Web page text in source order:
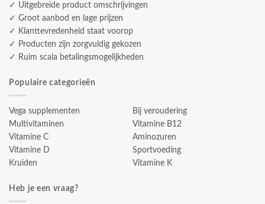
✓ Uitgebreide product omschrijvingen
✓ Groot aanbod en lage prijzen
✓ Klanttevredenheid staat voorop
✓ Producten zijn zorgvuldig gekozen
✓ Ruim scala betalingsmogelijkheden
Populaire categorieën
Vega supplementen
Multivitaminen
Vitamine C
Vitamine D
Kruiden
Bij veroudering
Vitamine B12
Aminozuren
Sportvoeding
Vitamine K
Heb je een vraag?